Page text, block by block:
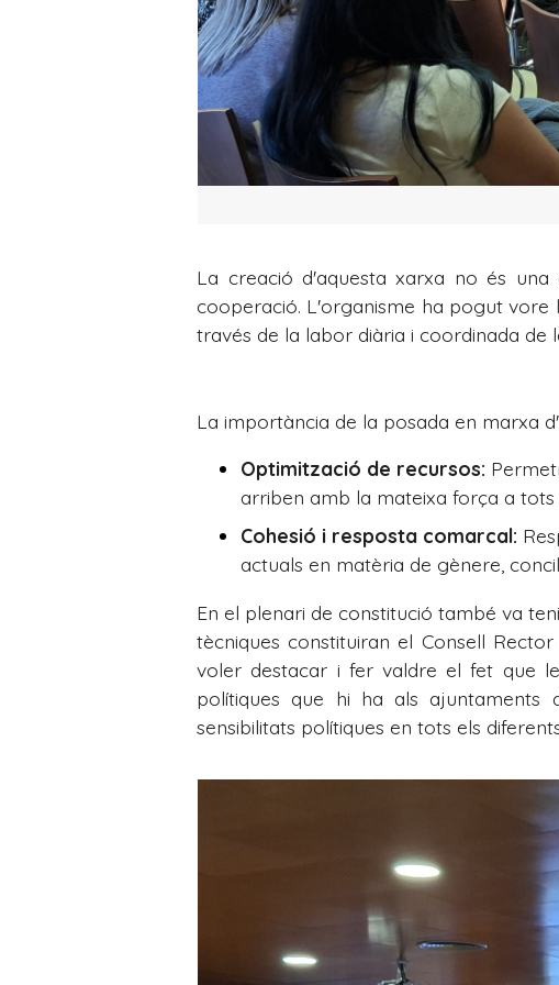
La creació d'aquesta xarxa no és una
cooperació. L'organisme ha pogut vore
través de la labor diària i coordinada de
La importància de la posada en marxa
Optimització de recursos:
arriben amb la mateixa força a
Cohesió i resposta comarcal:
actuals en matèria de gènere,
En el plenari de constitució també va
tècniques constituiran el Consell
voler destacar i fer valdre el fet que
polítiques que hi ha als
sensibilitats polítiques en tots els